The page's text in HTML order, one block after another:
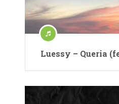
Luessy – Queria